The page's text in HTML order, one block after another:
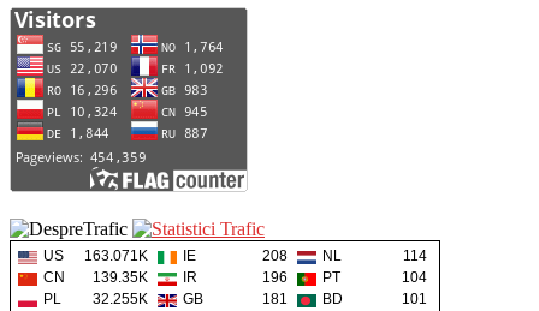
US 163.071K IE 208 NL
114
CN
139.35K IR 196 PT
104
PL
32.255K GB 181 BD
101